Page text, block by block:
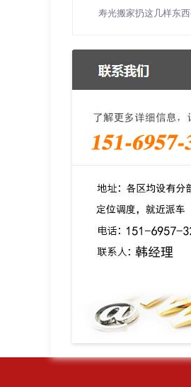
寿光搬家扔这几样东